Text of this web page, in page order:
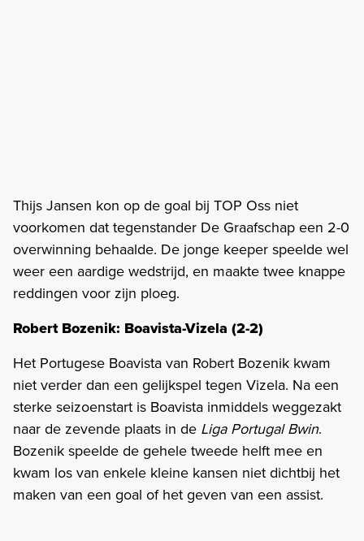
Thijs Jansen kon op de goal bij TOP Oss niet
voorkomen dat tegenstander De Graafschap een 2-0
overwinning behaalde. De jonge keeper speelde wel
weer een aardige wedstrijd, en maakte twee knappe
reddingen voor zijn ploeg.
Robert Bozenik: Boavista-Vizela (2-2)
Het Portugese Boavista van Robert Bozenik kwam
niet verder dan een gelijkspel tegen Vizela. Na een
sterke seizoenstart is Boavista inmiddels weggezakt
naar de zevende plaats in de Liga Portugal Bwin.
Bozenik speelde de gehele tweede helft mee en
kwam los van enkele kleine kansen niet dichtbij het
maken van een goal of het geven van een assist.